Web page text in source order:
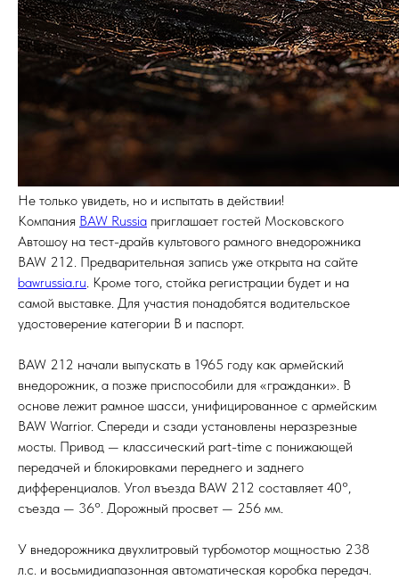
Не только увидеть, но и испытать в действии!
Компания BAW Russia приглашает гостей Московского
Автошоу на тест-драйв культового рамного внедорожника
BAW 212. Предварительная запись уже открыта на сайте
bawrussia.ru. Кроме того, стойка регистрации будет и на
самой выставке. Для участия понадобятся водительское
удостоверение категории B и паспорт.
BAW 212 начали выпускать в 1965 году как армейский
внедорожник, а позже приспособили для «гражданки». В
основе лежит рамное шасси, унифицированное с армейским
BAW Warrior. Спереди и сзади установлены неразрезные
мосты. Привод — классический part-time с понижающей
передачей и блокировками переднего и заднего
дифференциалов. Угол въезда BAW 212 составляет 40°,
съезда — 36°. Дорожный просвет — 256 мм.
У внедорожника двухлитровый турбомотор мощностью 238
л.с. и восьмидиапазонная автоматическая коробка передач.